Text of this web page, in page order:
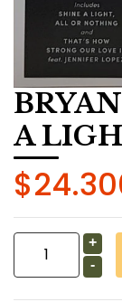
A
+
-